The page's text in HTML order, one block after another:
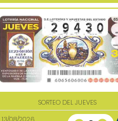
SORTEO DEL JUEVES
13/08/2026